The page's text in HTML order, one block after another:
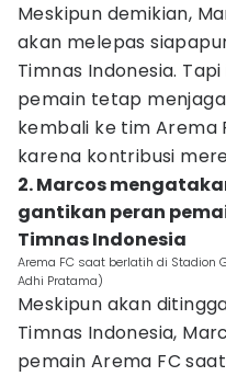
Meskipun demikian,
akan melepas
Timnas Indonesia.
pemain tetap
kembali ke tim Arema
karena kontribusi
2. Marcos
gantikan peran
Timnas Indonesia
Arema FC saat berlatih di Stadion
Adhi Pratama)
Meskipun akan
Timnas Indonesia,
pemain Arema FC